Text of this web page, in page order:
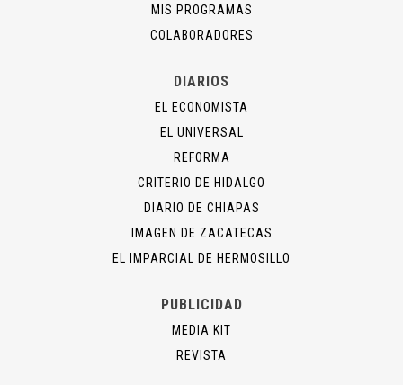
MIS PROGRAMAS
COLABORADORES
DIARIOS
EL ECONOMISTA
EL UNIVERSAL
REFORMA
CRITERIO DE HIDALGO
DIARIO DE CHIAPAS
IMAGEN DE ZACATECAS
EL IMPARCIAL DE HERMOSILLO
PUBLICIDAD
MEDIA KIT
REVISTA